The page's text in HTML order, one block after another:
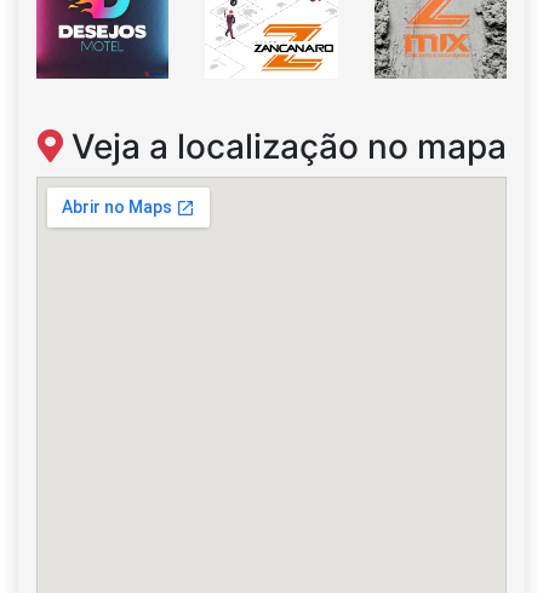
Veja a localização no mapa